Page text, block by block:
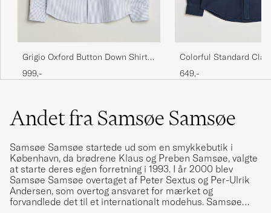
Grigio Oxford Button Down Shirt
Light Blue Stripe
999,-
Colorful Standard
Oxford Button Down
Blue
649,-
Andet fra Samsøe Samsøe
Samsøe Samsøe startede ud som en smykkebutik i
København, da brødrene Klaus og Preben Samsøe, valgte
at starte deres egen forretning i 1993. I år 2000 blev
Samsøe Samsøe overtaget af Peter Sextus og Per-Ulrik
Andersen, som overtog ansvaret for mærket og
forvandlede det til et internationalt modehus. Samsøe